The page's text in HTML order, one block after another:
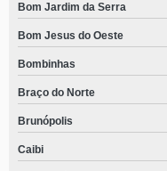
Bom Jardim da Serra
Bom Jesus do Oeste
Bombinhas
Braço do Norte
Brunópolis
Caibi